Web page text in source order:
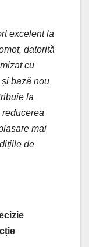
excelent la
datorită
cu
bază nou
la
mai
de